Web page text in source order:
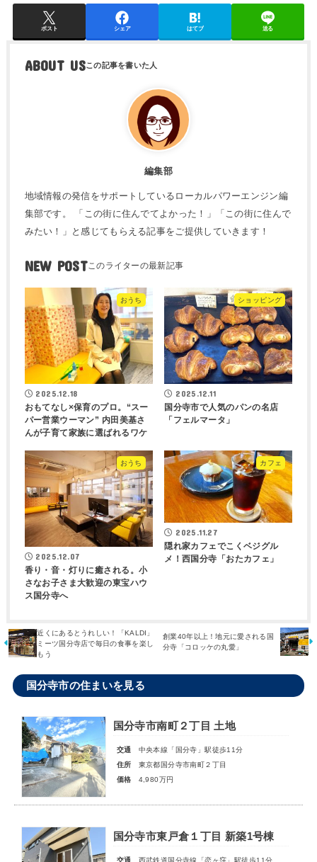
ポスト シェア はてブ 送る
ABOUT US
編集部
地域情報の発信をサポートしているローカルパワーエンジン編
集部です。 「この街に住んでてよかった！」「この街に住んで
みたい！」と感じてもらえる記事をご提供していきます！
NEW POST
おうち
2025.12.18
おもてなし×保育のプロ。“スー
パー営業ウーマン” 内田美基さ
んが子育て家族に選ばれるワケ
ショッピング
2025.12.11
国分寺市で人気のパンの名店
「フェルマータ」
おうち
2025.12.07
香り・音・灯りに癒される。小
さなお子さま大歓迎の東宝ハウ
ス国分寺へ
カフェ
2025.11.27
隠れ家カフェでこくベジグル
メ！西国分寺「おたカフェ」
近くにあるとうれしい！「KALDI」
ミーツ国分寺店で毎日の食事を楽し
もう
創業40年以上！地元に愛される国
分寺「コロッケの丸愛」
国分寺市の住まいを見る
国分寺市南町２丁目 土地
交通
中央本線「国分寺」駅徒歩11分
住所
東京都国分寺市南町２丁目
価格
4,980万円
国分寺市東戸倉１丁目 新築1号棟
交通 西武鉄道国分寺線「恋ヶ窪」駅徒歩11分